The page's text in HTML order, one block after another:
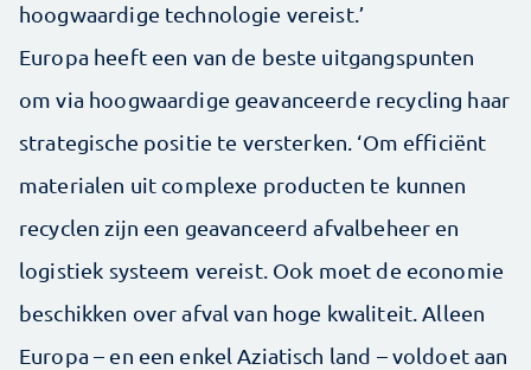
hoogwaardige technologie vereist.’
Europa heeft een van de beste uitgangspunten
om via hoogwaardige geavanceerde recycling haar
strategische positie te versterken. ‘Om efficiënt
materialen uit complexe producten te kunnen
recyclen zijn een geavanceerd afvalbeheer en
logistiek systeem vereist. Ook moet de economie
beschikken over afval van hoge kwaliteit. Alleen
Europa – en een enkel Aziatisch land – voldoet aan